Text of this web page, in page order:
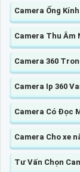
Camera Ống
Camera Thu Âm
Camera 360
Camera Ip 360
Camera Có Đọc
Camera Cho xe
Tư Vấn Chọn